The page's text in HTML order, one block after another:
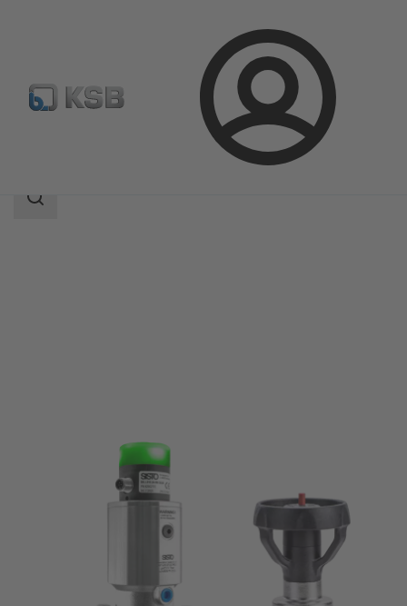
Prijava
Katalog proizvoda SISTO-C
Područje